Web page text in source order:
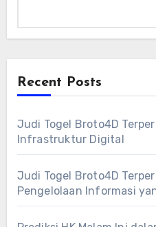
Recent Posts
Judi Togel Broto4D
Infrastruktur Digital
Judi Togel Broto4D
Pengelolaan Informasi